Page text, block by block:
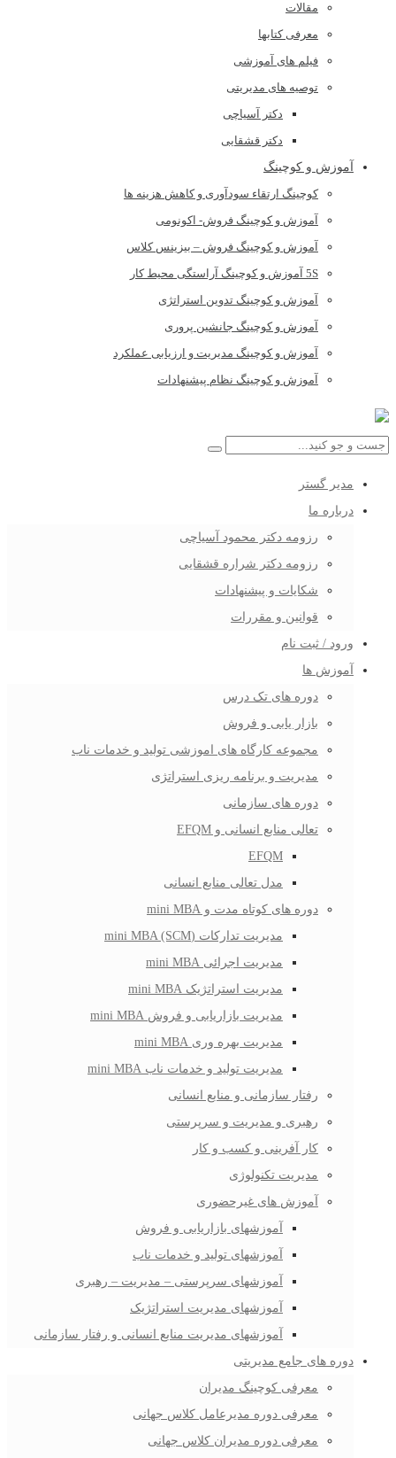
مقالات
معرفی کتابها
فیلم های آموزشی
توصیه های مدیریتی
دکتر آسیاچی
دکتر قشقایی
آموزش و کوچینگ
کوچینگ ارتقاء سودآوری و کاهش هزینه ها
آموزش و کوچینگ فروش- اکونومی
آموزش و کوچینگ فروش – بیزینس کلاس
5S آموزش و کوچینگ آراستگی محیط کار
آموزش و کوچینگ تدوین استراتژی
آموزش و کوچینگ جانشین پروری
آموزش و کوچینگ مدیریت و ارزیابی عملکرد
آموزش و کوچینگ نظام پیشنهادات
مدیر گستر
درباره ما
رزومه دکتر محمود آسیاچی
رزومه دکتر شراره قشقایی
شکایات و پیشنهادات
قوانین و مقررات
ورود / ثبت نام
آموزش ها
دوره های تک درس
بازار یابی و فروش
مجموعه کارگاه های اموزشی تولید و خدمات ناب
مدیریت و برنامه ریزی استراتژی
دوره های سازمانی
تعالی منابع انسانی و EFQM
EFQM
مدل تعالی منابع انسانی
دوره های کوتاه مدت و mini MBA
مدیریت تدارکات (mini MBA (SCM
مدیریت اجرائی mini MBA
مدیریت استراتژیک mini MBA
مدیریت بازاریابی و فروش mini MBA
مدیریت بهره وری mini MBA
مدیریت تولید و خدمات ناب mini MBA
رفتار سازمانی و منابع انسانی
رهبری و مدیریت و سرپرستی
کار آفرینی و کسب و کار
مدیریت تکنولوژی
آموزش های غیرحضوری
آموزشهای بازاریابی و فروش
آموزشهای تولید و خدمات ناب
آموزشهای سرپرستی – مدیریت – رهبری
آموزشهای مدیریت استراتژیک
آموزشهای مدیریت منابع انسانی و رفتار سازمانی
دوره های جامع مدیریتی
معرفی کوچینگ مدیران
معرفی دوره مدیرعامل کلاس جهانی
معرفی دوره مدیران کلاس جهانی